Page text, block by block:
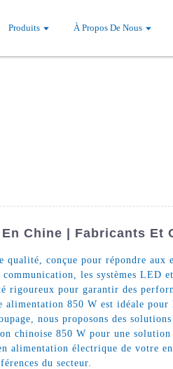
Produits À Propos De Nous
Chine | Fabricants Et
conçue pour répondre
les systèmes LED
rigoureux pour garantir des
850 W est idéale
nous proposons des
chinoise 850 W pour une
électrique de votre
du secteur.